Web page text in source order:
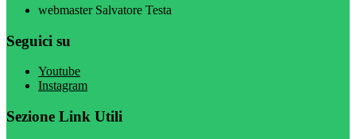
webmaster Salvatore Testa
Seguici su
Youtube
Instagram
Sezione Link Utili